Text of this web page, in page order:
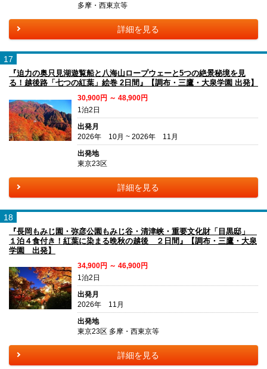
多摩・西東京等
詳細を見る
17
『迫力の奥只見湖遊覧船と八海山ロープウェーと5つの絶景秘境を見
る！越後路「七つの紅葉」絵巻 2日間』【調布・三鷹・大泉学園 出発】
30,900円 ～ 48,900円
1泊2日
出発月
2026年 10月 ~ 2026年 11月
出発地
東京23区
詳細を見る
18
『長岡もみじ園・弥彦公園もみじ谷・清津峡・重要文化財「目黒邸」
１泊４食付き！紅葉に染まる晩秋の越後 ２日間』【調布・三鷹・大泉
学園 出発】
34,900円 ～ 46,900円
1泊2日
出発月
2026年 11月
出発地
東京23区 多摩・西東京等
詳細を見る